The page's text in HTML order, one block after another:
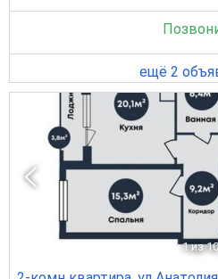
ещё 2
1 из 10